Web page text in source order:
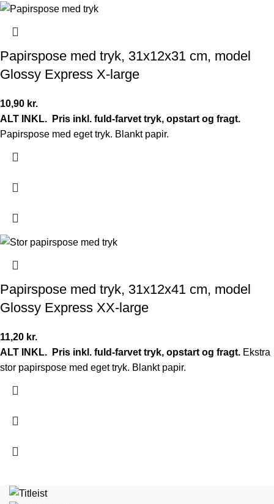
Papirspose med tryk, 31x12x31 cm, model
Glossy Express X-large
10,90 kr.
ALT INKL.
Pris inkl. fuld-farvet tryk, opstart og fragt.
Papirspose med eget tryk. Blankt papir.
Papirspose med tryk, 31x12x41 cm, model
Glossy Express XX-large
11,20 kr.
ALT INKL.
Pris inkl. fuld-farvet tryk, opstart og fragt. Ekstra
stor papirspose med eget tryk. Blankt papir.